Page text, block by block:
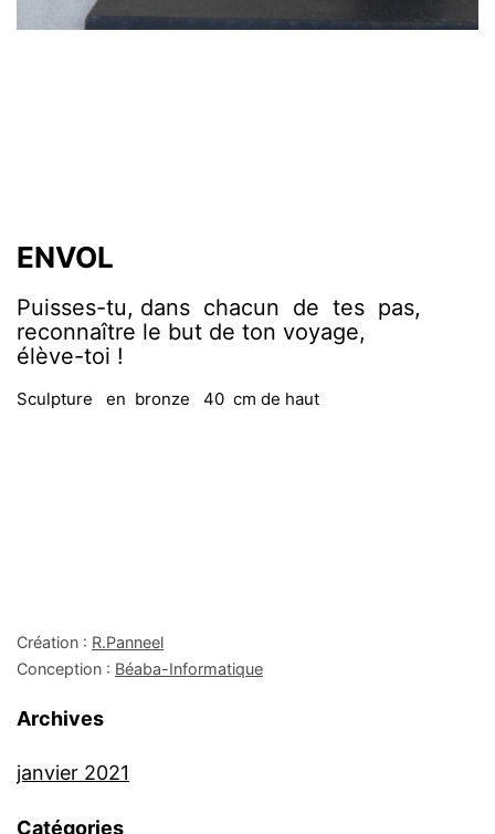
ENVOL
Puisses-tu, dans chacun de tes pas,
reconnaître le but de ton voyage,
élève-toi !
Sculpture en bronze 40 cm de haut
Création : R.Panneel
Conception : Béaba-Informatique
Archives
janvier 2021
Catégories